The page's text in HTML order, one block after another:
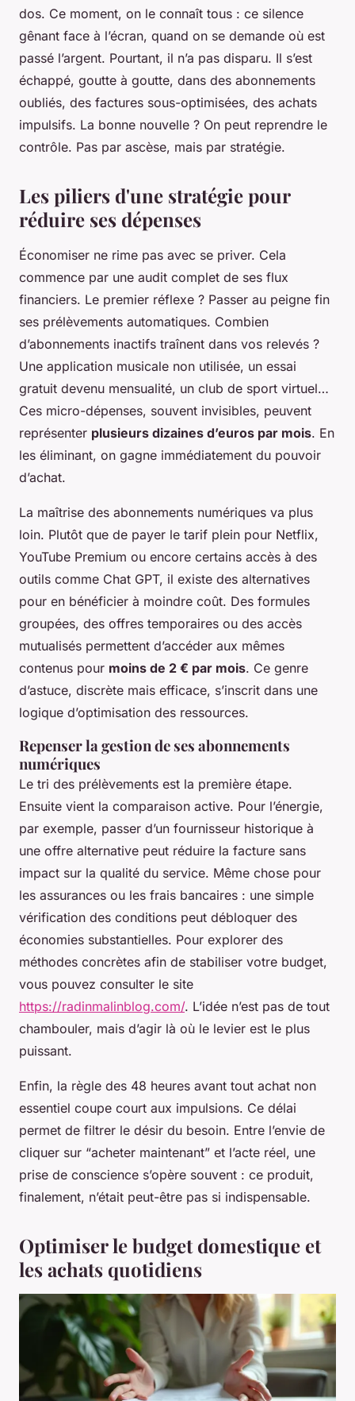
dos. Ce moment, on le connaît tous : ce silence
gênant face à l’écran, quand on se demande où est
passé l’argent. Pourtant, il n’a pas disparu. Il s’est
échappé, goutte à goutte, dans des abonnements
oubliés, des factures sous-optimisées, des achats
impulsifs. La bonne nouvelle ? On peut reprendre le
contrôle. Pas par ascèse, mais par stratégie.
Les piliers d'une stratégie pour
réduire ses dépenses
Économiser ne rime pas avec se priver. Cela
commence par une audit complet de ses flux
financiers. Le premier réflexe ? Passer au peigne fin
ses prélèvements automatiques. Combien
d’abonnements inactifs traînent dans vos relevés ?
Une application musicale non utilisée, un essai
gratuit devenu mensualité, un club de sport virtuel…
Ces micro-dépenses, souvent invisibles, peuvent
représenter plusieurs dizaines d’euros par mois. En
les éliminant, on gagne immédiatement du pouvoir
d’achat.
La maîtrise des abonnements numériques va plus
loin. Plutôt que de payer le tarif plein pour Netflix,
YouTube Premium ou encore certains accès à des
outils comme Chat GPT, il existe des alternatives
pour en bénéficier à moindre coût. Des formules
groupées, des offres temporaires ou des accès
mutualisés permettent d’accéder aux mêmes
contenus pour moins de 2 € par mois. Ce genre
d’astuce, discrète mais efficace, s’inscrit dans une
logique d’optimisation des ressources.
Repenser la gestion de ses abonnements
numériques
Le tri des prélèvements est la première étape.
Ensuite vient la comparaison active. Pour l’énergie,
par exemple, passer d’un fournisseur historique à
une offre alternative peut réduire la facture sans
impact sur la qualité du service. Même chose pour
les assurances ou les frais bancaires : une simple
vérification des conditions peut débloquer des
économies substantielles. Pour explorer des
méthodes concrètes afin de stabiliser votre budget,
vous pouvez consulter le site
https://radinmalinblog.com/. L’idée n’est pas de tout
chambouler, mais d’agir là où le levier est le plus
puissant.
Enfin, la règle des 48 heures avant tout achat non
essentiel coupe court aux impulsions. Ce délai
permet de filtrer le désir du besoin. Entre l’envie de
cliquer sur “acheter maintenant” et l’acte réel, une
prise de conscience s’opère souvent : ce produit,
finalement, n’était peut-être pas si indispensable.
Optimiser le budget domestique et
les achats quotidiens